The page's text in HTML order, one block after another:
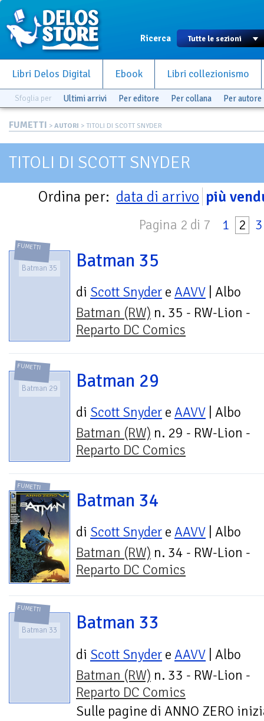
Ricerca
Libri Delos Digital Ebook Libri collezionismo
Sfoglia per Ultimi arrivi Per editore Per collana Per autore
FUMETTI > AUTORI > TITOLI DI SCOTT SNYDER
TITOLI DI SCOTT SNYDER
Ordina per: data di arrivo più
Pagina 2 di 7 1 2 3
FUMETTI
Batman 35 Batman 35
di Scott Snyder e AAVV | Albo
Batman (RW) n. 35 - RW-Lion -
Reparto DC Comics
FUMETTI
Batman 29 Batman 29
di Scott Snyder e AAVV | Albo
Batman (RW) n. 29 - RW-Lion -
Reparto DC Comics
FUMETTI
Batman 34
di Scott Snyder e AAVV | Albo
Batman (RW) n. 34 - RW-Lion -
Reparto DC Comics
FUMETTI
Batman 33 Batman 33
di Scott Snyder e AAVV | Albo
Batman (RW) n. 33 - RW-Lion -
Reparto DC Comics
Sulle pagine di ANNO ZERO